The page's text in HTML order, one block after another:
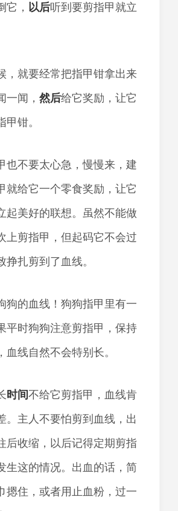
它， 以后听到要剪指甲就立
，就要经常把指甲钳拿出来
一闻， 然后给它奖励，让它
甲钳。
也不要太心急，慢慢来，建
就给它一个零食奖励，让它
起美好的联想。虽然不能做
上剪指甲，但起码它不会过
挣扎剪到了血线。
狗的血线！狗狗指甲里有一
平时狗狗注意剪指甲，保持
血线自然不会特别长。
时间不给它剪指甲，血线肯
。主人不要怕剪到血线，出
后收缩，以后记得定期剪指
生这的情况。出血的话，简
摁住，或者用止血粉，过一